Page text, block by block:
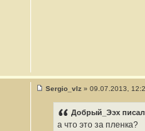
Sergio_vlz » 09.07.2013,
Добрый_Ээх
а что это за пленка?